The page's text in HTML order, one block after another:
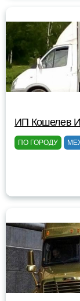
ИП Кошелев
ПО ГОРОДУ